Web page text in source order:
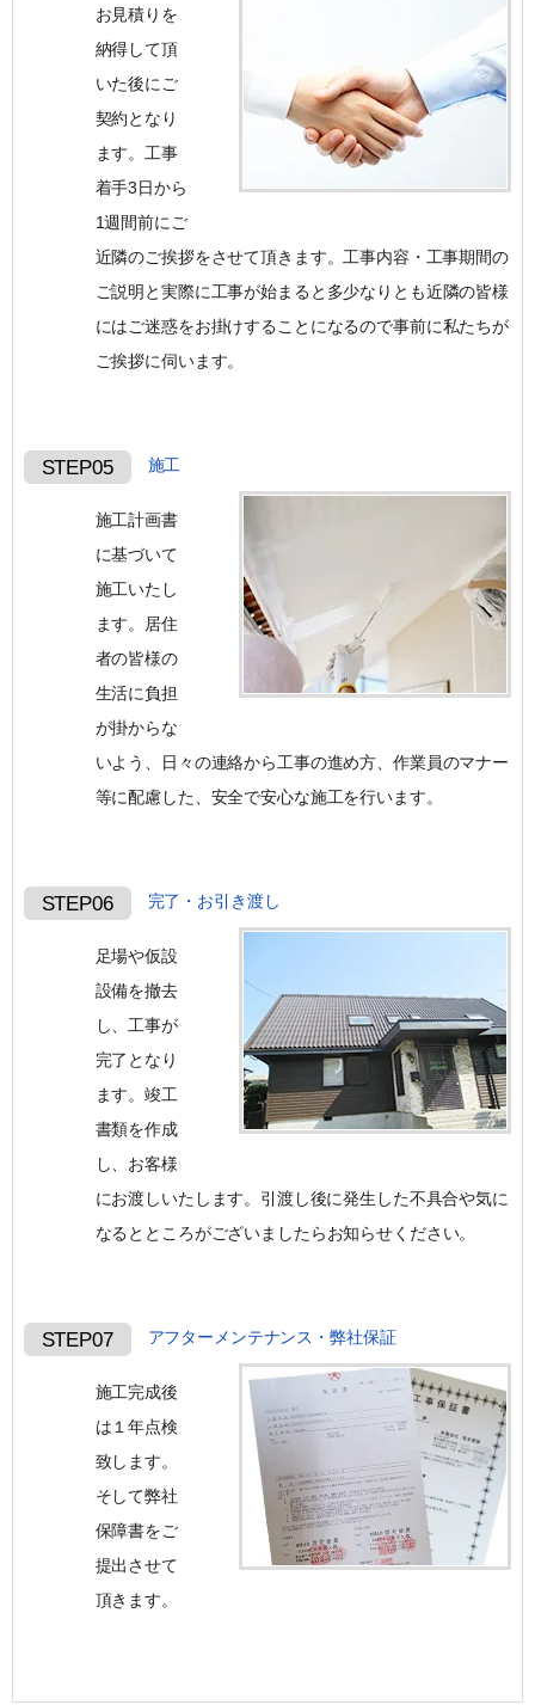
お見積りを
納得して頂
いた後にご
契約となり
ます。 工事
着手3日から
1週間前にご
近隣のご挨拶をさせて頂きます。 工事内容・工事期間の
ご説明と実際に工事が始まると多少なりとも近隣の皆様
にはご迷惑をお掛けすることになるので事前に私たちが
ご挨拶に伺います。
STEP05 施工
施工計画書
に基づいて
施工いたし
ます。居住
者の皆様の
生活に負担
が掛からな
いよう、日々の連絡から工事の進め方、作業員のマナー
等に配慮した、安全で安心な施工を行います。
STEP06 完了・お引き渡し
足場や仮設
設備を撤去
し、工事が
完了となり
ます。 竣工
書類を作成
し、お客様
にお渡しいたします。 引渡し後に発生した不具合や気に
なるとところがございましたらお知らせください。
STEP07 アフターメンテナンス・弊社保証
施工完成後
は１年点検
致します。
そして弊社
保障書をご
提出させて
頂きます。